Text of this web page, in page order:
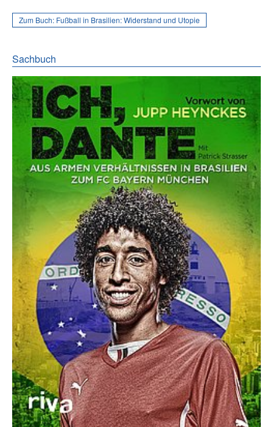
Zum Buch: Fußball in Brasilien: Widerstand und Utopie
Sachbuch